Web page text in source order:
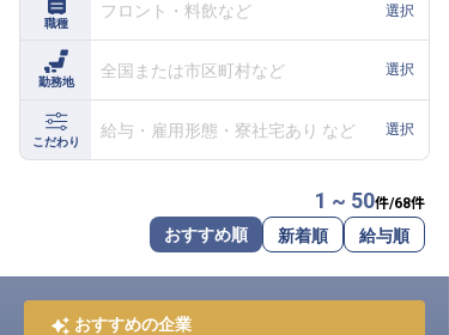
ご利用の流れ
よくある質問
ホテル・宿泊業界情報コラム
転職サポートに申し込む
採用をお考えの企業様へ
職種
フロント・料飲など 選択
勤務地
全国または市区町村など 選択
こだわり
給与・雇用形態・寮社宅あり など 選択
1 ~ 50件/68件
おすすめ順 新着順 給与順
おすすめの企業